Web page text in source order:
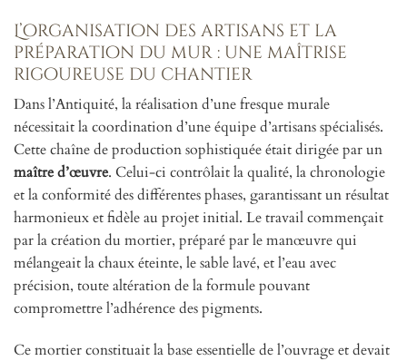
L’organisation des artisans et la
préparation du mur : une maîtrise
rigoureuse du chantier
Dans l’Antiquité, la réalisation d’une fresque murale
nécessitait la coordination d’une équipe d’artisans spécialisés.
Cette chaîne de production sophistiquée était dirigée par un
maître d’œuvre. Celui-ci contrôlait la qualité, la chronologie
et la conformité des différentes phases, garantissant un résultat
harmonieux et fidèle au projet initial. Le travail commençait
par la création du mortier, préparé par le manœuvre qui
mélangeait la chaux éteinte, le sable lavé, et l’eau avec
précision, toute altération de la formule pouvant
compromettre l’adhérence des pigments.
Ce mortier constituait la base essentielle de l’ouvrage et devait